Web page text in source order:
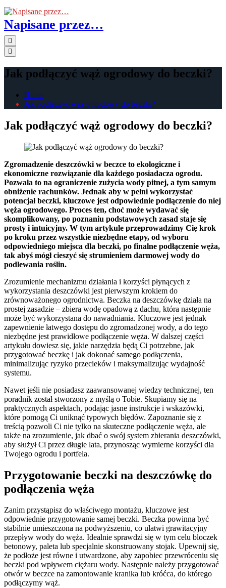
Skip
to
the
content
Napisane przez…
Primary
Menu
Jak podłączyć wąż ogrodowy do beczki?
Home
Jak podłączyć wąż ogrodowy do beczki?
Jak podłączyć wąż ogrodowy do beczki?
Zgromadzenie deszczówki w beczce to ekologiczne i
ekonomiczne rozwiązanie dla każdego posiadacza ogrodu.
Pozwala to na ograniczenie zużycia wody pitnej, a tym samym
obniżenie rachunków. Jednak aby w pełni wykorzystać
potencjał beczki, kluczowe jest odpowiednie podłączenie do niej
węża ogrodowego. Proces ten, choć może wydawać się
skomplikowany, po poznaniu podstawowych zasad staje się
prosty i intuicyjny. W tym artykule przeprowadzimy Cię krok
po kroku przez wszystkie niezbędne etapy, od wyboru
odpowiedniego miejsca dla beczki, po finalne podłączenie węża,
tak abyś mógł cieszyć się strumieniem darmowej wody do
podlewania roślin.
Zrozumienie mechanizmu działania i korzyści płynących z
wykorzystania deszczówki jest pierwszym krokiem do
zrównoważonego ogrodnictwa. Beczka na deszczówkę działa na
prostej zasadzie – zbiera wodę opadową z dachu, która następnie
może być wykorzystana do nawadniania. Kluczowe jest jednak
zapewnienie łatwego dostępu do zgromadzonej wody, a do tego
niezbędne jest prawidłowe podłączenie węża. W dalszej części
artykułu dowiesz się, jakie narzędzia będą Ci potrzebne, jak
przygotować beczkę i jak dokonać samego podłączenia,
minimalizując ryzyko przecieków i maksymalizując wydajność
systemu.
Nawet jeśli nie posiadasz zaawansowanej wiedzy technicznej, ten
poradnik został stworzony z myślą o Tobie. Skupiamy się na
praktycznych aspektach, podając jasne instrukcje i wskazówki,
które pomogą Ci uniknąć typowych błędów. Zapoznanie się z
treścią pozwoli Ci nie tylko na skuteczne podłączenie węża, ale
także na zrozumienie, jak dbać o swój system zbierania deszczówki,
aby służył Ci przez długie lata, przynosząc wymierne korzyści dla
Twojego ogrodu i portfela.
Przygotowanie beczki na deszczówkę do
podłączenia węża
Zanim przystąpisz do właściwego montażu, kluczowe jest
odpowiednie przygotowanie samej beczki. Beczka powinna być
stabilnie umieszczona na podwyższeniu, co ułatwi grawitacyjny
przepływ wody do węża. Idealnie sprawdzi się w tym celu bloczek
betonowy, paleta lub specjalnie skonstruowany stojak. Upewnij się,
że podłoże jest równe i utwardzone, aby zapobiec przewróceniu się
beczki pod wpływem ciężaru wody. Następnie należy przygotować
otwór w beczce na zamontowanie kranika lub króćca, do którego
podłączymy wąż.